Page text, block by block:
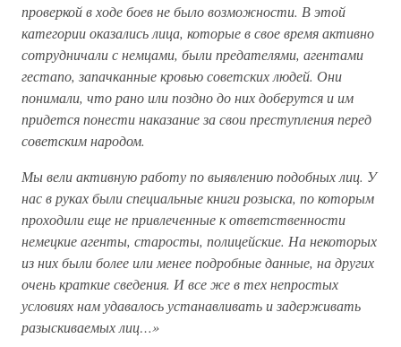
проверкой в ходе боев не было возможности. В этой
категории оказались лица, которые в свое время активно
сотрудничали с немцами, были предателями, агентами
гестапо, запачканные кровью советских людей. Они
понимали, что рано или поздно до них доберутся и им
придется понести наказание за свои преступления перед
советским народом.
Мы вели активную работу по выявлению подобных лиц. У
нас в руках были специальные книги розыска, по которым
проходили еще не привлеченные к ответственности
немецкие агенты, старосты, полицейские. На некоторых
из них были более или менее подробные данные, на других
очень краткие сведения. И все же в тех непростых
условиях нам удавалось устанавливать и задерживать
разыскиваемых лиц…»